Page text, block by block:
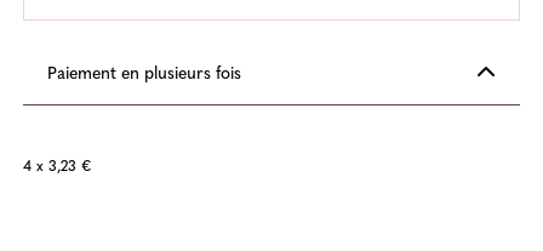
Paiement en plusieurs fois
4 x 3,23 €